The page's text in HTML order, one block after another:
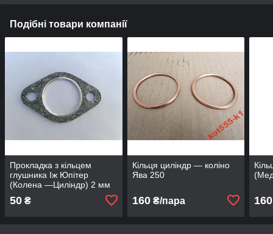
Подібні товари компанії
Прокладка з кільцем
глушника Іж Юпітер
(Колена —Циліндр) 2 мм
50 ₴
Кільця циліндр — коліно
Ява 250
160₴/пара 160